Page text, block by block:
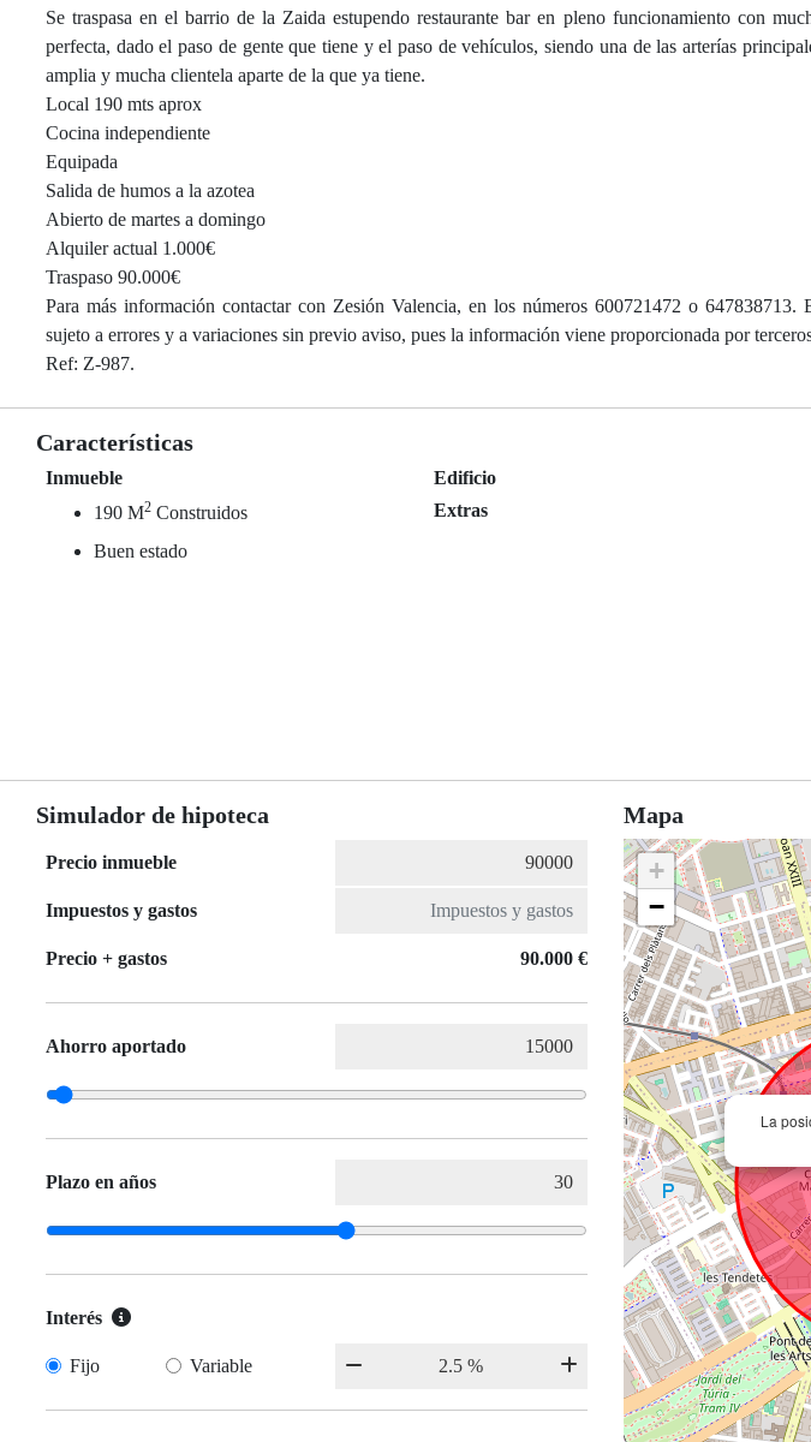
Se traspasa en el barrio de la Zaida estupendo restaurante bar en pleno funcionamiento con
perfecta, dado el paso de gente que tiene y el paso de vehículos, siendo una de las arterías
amplia y mucha clientela aparte de la que ya tiene.
Local 190 mts aprox
Cocina independiente
Equipada
Salida de humos a la azotea
Abierto de martes a domingo
Alquiler actual 1.000€
Traspaso 90.000€
Para más información contactar con Zesión Valencia, en los números 600721472 o
sujeto a errores y a variaciones sin previo aviso, pues la información viene proporcionada por
Ref: Z-987.
Características
Inmueble
190 M2 Construidos
Buen estado
Edificio
Extras
Simulador de hipoteca
Precio inmueble
Impuestos y gastos
Precio + gastos 90.000 €
Ahorro aportado
Plazo en años
Interés
Fijo Variable
Mapa
La
+
−